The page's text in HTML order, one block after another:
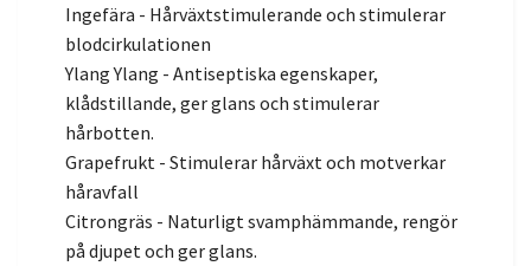
Ingefära - Hårväxtstimulerande och stimulerar
blodcirkulationen
Ylang Ylang - Antiseptiska egenskaper,
klådstillande, ger glans och stimulerar
hårbotten.
Grapefrukt - Stimulerar hårväxt och motverkar
håravfall
Citrongräs - Naturligt svamphämmande, rengör
på djupet och ger glans.